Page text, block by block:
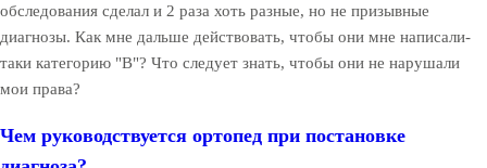
обследования сделал и 2 раза хоть разные, но не призывные
диагнозы. Как мне дальше действовать, чтобы они мне написали-
таки категорию "В"? Что следует знать, чтобы они не нарушали
мои права?
Чем руководствуется ортопед при постановке